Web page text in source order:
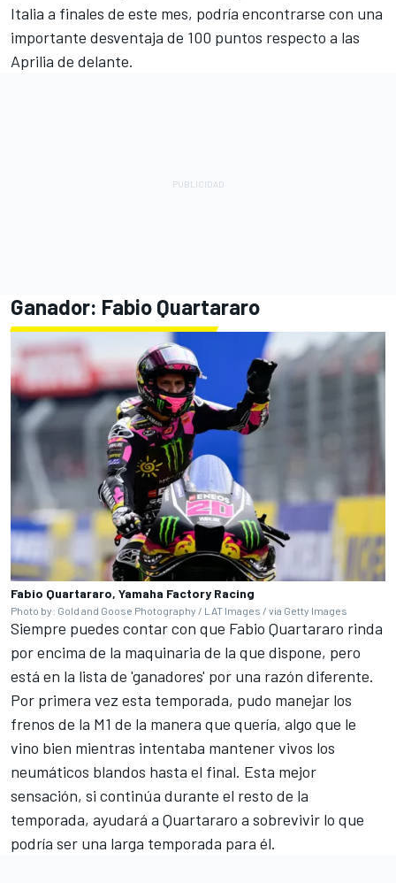
Italia a finales de este mes, podría encontrarse con una
importante desventaja de 100 puntos respecto a las
Aprilia de delante.
Ganador: Fabio Quartararo
Fabio Quartararo, Yamaha Factory Racing
Photo by: Gold and Goose Photography / LAT Images / via Getty Images
Siempre puedes contar con que Fabio Quartararo rinda
por encima de la maquinaria de la que dispone, pero
está en la lista de 'ganadores' por una razón diferente.
Por primera vez esta temporada, pudo manejar los
frenos de la M1 de la manera que quería, algo que le
vino bien mientras intentaba mantener vivos los
neumáticos blandos hasta el final. Esta mejor
sensación, si continúa durante el resto de la
temporada, ayudará a Quartararo a sobrevivir lo que
podría ser una larga temporada para él.